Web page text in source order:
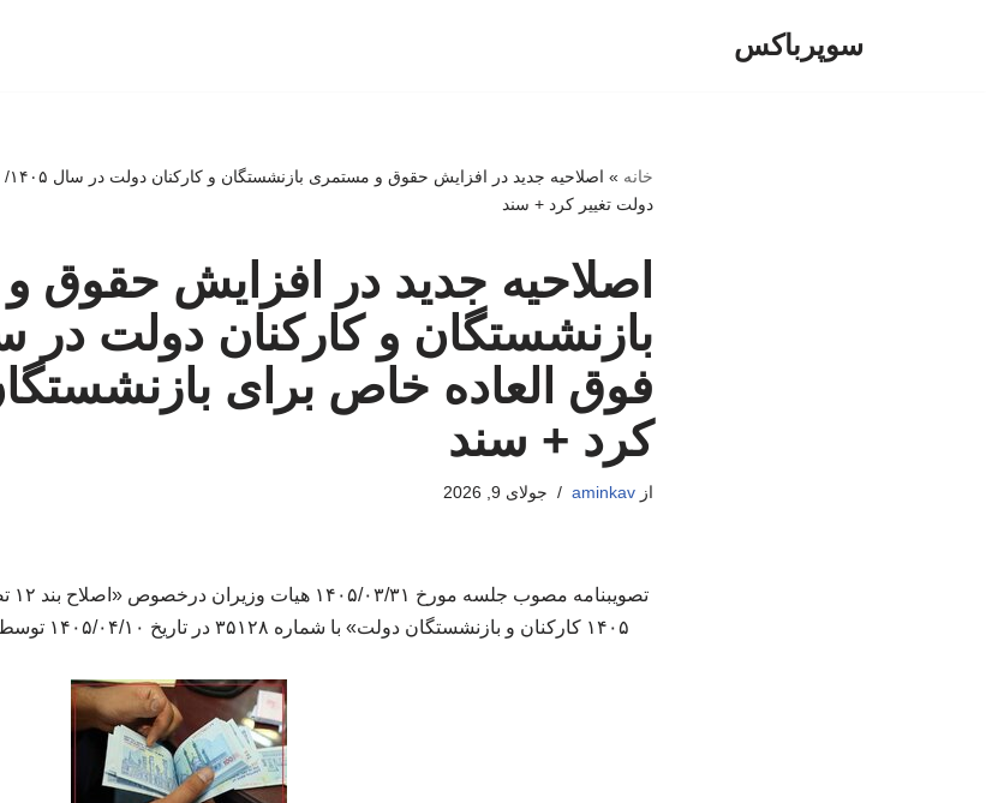
سوپرباکس
خانه »
دولت تغییر کرد + سند
اصلاحیه جدید در افزایش حقوق
فوق العاده خاص برای
کرد + سند
ازaminkav جولای 9, 2026
۱۴۰۵ کارکنان و بازنشستگان دولت» با شماره ۳۵۱۲۸ در تاریخ ۱۴۰۵/۰۴/۱۰ توسط معاون اول رییس جمهور ابلاغ شد.